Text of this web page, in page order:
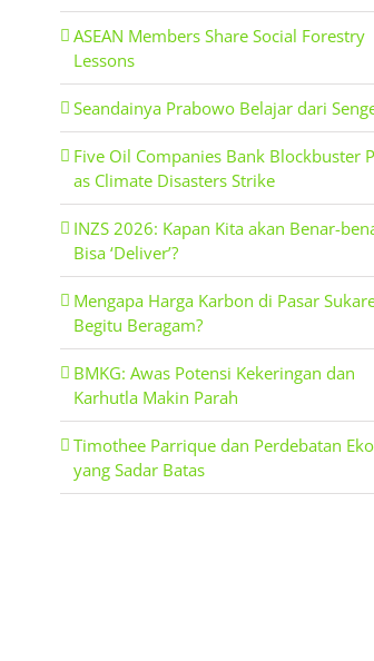
ASEAN Members Share Social Forestry
Lessons
Seandainya Prabowo Belajar dari
Five Oil Companies Bank Blockbuster
as Climate Disasters Strike
INZS 2026: Kapan Kita akan Benar-
Bisa ‘Deliver’?
Mengapa Harga Karbon di Pasar
Begitu Beragam?
BMKG: Awas Potensi Kekeringan dan
Karhutla Makin Parah
Timothee Parrique dan Perdebatan
yang Sadar Batas